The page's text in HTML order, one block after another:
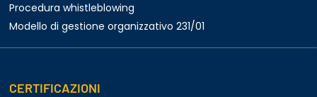
Procedura whistleblowing
Modello di gestione organizzativo 231/01
CERTIFICAZIONI